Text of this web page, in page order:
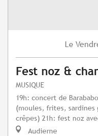
Le
Fest noz &
MUSIQUE
19h: concert de
(moules, frites, sardines
crêpes) 21h: fest noz
Audierne